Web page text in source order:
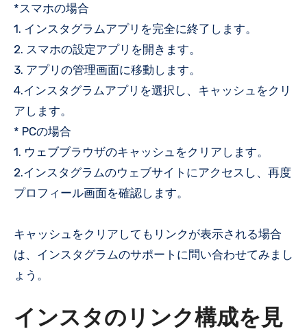
*スマホの場合
1. インスタグラムアプリを完全に終了します。
2. スマホの設定アプリを開きます。
3. アプリの管理画面に移動します。
4.インスタグラムアプリを選択し、キャッシュをクリ
アします。
* PCの場合
1. ウェブブラウザのキャッシュをクリアします。
2.インスタグラムのウェブサイトにアクセスし、再度
プロフィール画面を確認します。
キャッシュをクリアしてもリンクが表示される場合
は、インスタグラムのサポートに問い合わせてみまし
ょう。
インスタのリンク構成を見